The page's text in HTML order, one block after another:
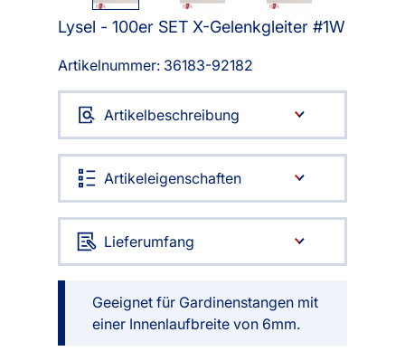
Lysel - 100er SET X-Gelenkgleiter #1W
Artikelnummer: 36183-92182
Artikelbeschreibung
Artikeleigenschaften
Lieferumfang
Geeignet für Gardinenstangen mit
einer Innenlaufbreite von 6mm.